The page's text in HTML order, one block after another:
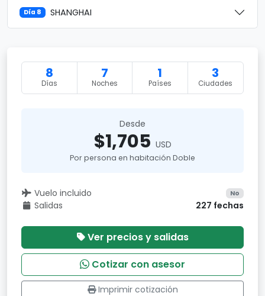
Día 8 SHANGHAI
8
Días
7
Noches
1
Países
3
Ciudades
Desde
$1,705 USD
Por persona en habitación Doble
Vuelo incluido No
Salidas 227 fechas
Ver precios y salidas
Cotizar con asesor
Imprimir cotización